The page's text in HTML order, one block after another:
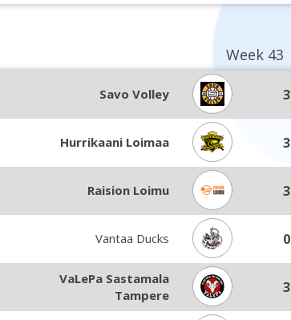
Week 43
Savo Volley 3
Hurrikaani Loimaa 3
Raision Loimu 3
Vantaa Ducks 0
VaLePa Sastamala
Tampere
3